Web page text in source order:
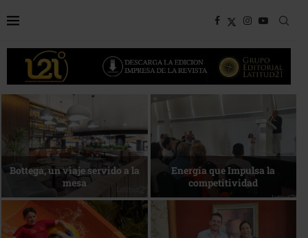
Bottega, un viaje servido a la
mesa
Energía que Impulsa la
competitividad